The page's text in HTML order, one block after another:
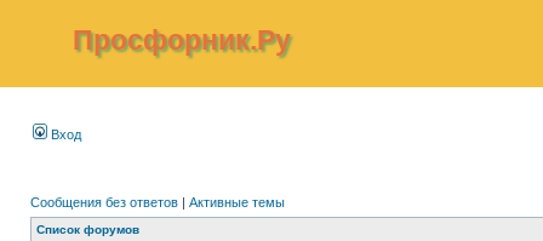
Просфорник.Ру
Вход
Сообщения без ответов | Активные темы
Список форумов